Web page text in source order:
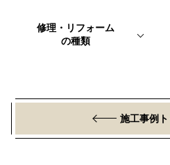
修理・リフォーム
の種類
施工事例